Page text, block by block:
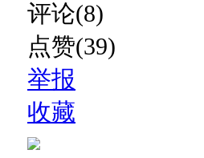
评论(8)
点赞(39)
举报
收藏